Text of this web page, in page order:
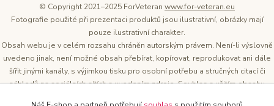
© Copyright 2021–2025 ForVeteran www.for-veteran.eu
Fotografie použité při prezentaci produktů jsou ilustrativní, obrázky mají
pouze ilustrativní charakter.
Obsah webu je v celém rozsahu chráněn autorským právem. Není-li výslovně
uvedeno jinak, není možné obsah přebírat, kopírovat, reprodukovat ani dále
šířit jinými kanály, s výjimkou tisku pro osobní potřebu a stručných citací či
náhledů na sociálních sítích s uvedením zdroje. Souhlas s užitím obsahu